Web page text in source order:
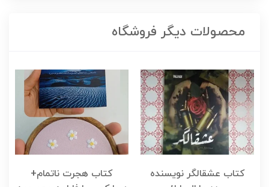
محصولات دیگر فروشگاه
کتاب عشقالگر نویسنده
کتاب هجرت ناتمام+